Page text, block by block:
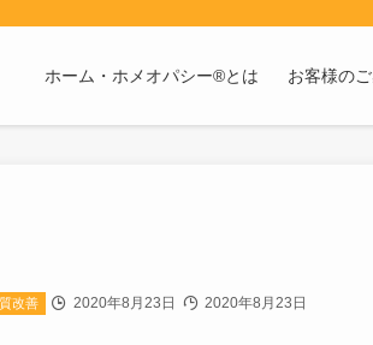
ホーム・ホメオパシー®とは お客様の
改善 2020年8月23日 2020年8月23日